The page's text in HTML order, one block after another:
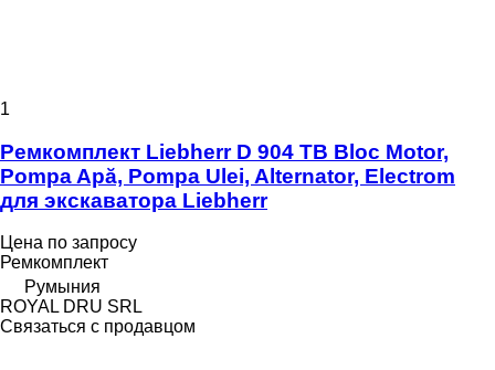
1
Ремкомплект Liebherr D 904 TB Bloc Motor,
Pompa Apă, Pompa Ulei, Alternator, Electrom
для экскаватора Liebherr
Цена по запросу
Ремкомплект
Румыния
ROYAL DRU SRL
Связаться с продавцом